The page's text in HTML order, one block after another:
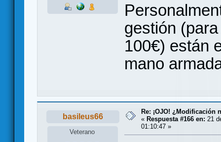
gestión
100€) están
mano
basileus66
Veterano
Re: ¡OJO! ¿Modificación
« Respuesta #166 en: 21
01:10:47 »